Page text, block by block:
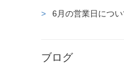
6月の営業日につ
ブログ